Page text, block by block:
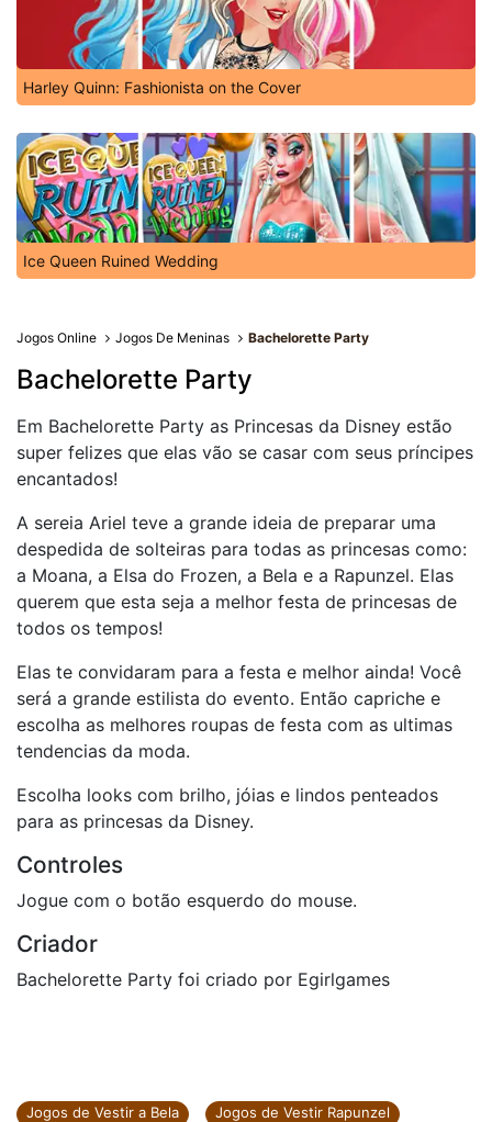
Harley Quinn: Fashionista on the Cover
Ice Queen Ruined Wedding
Jogos Online Jogos De Meninas Bachelorette Party
Bachelorette Party
Em Bachelorette Party as Princesas da Disney estão
super felizes que elas vão se casar com seus príncipes
encantados!
A sereia Ariel teve a grande ideia de preparar uma
despedida de solteiras para todas as princesas como:
a Moana, a Elsa do Frozen, a Bela e a Rapunzel. Elas
querem que esta seja a melhor festa de princesas de
todos os tempos!
Elas te convidaram para a festa e melhor ainda! Você
será a grande estilista do evento. Então capriche e
escolha as melhores roupas de festa com as ultimas
tendencias da moda.
Escolha looks com brilho, jóias e lindos penteados
para as princesas da Disney.
Controles
Jogue com o botão esquerdo do mouse.
Criador
Bachelorette Party foi criado por Egirlgames
Jogos de Vestir a Bela
Jogos de Vestir Rapunzel